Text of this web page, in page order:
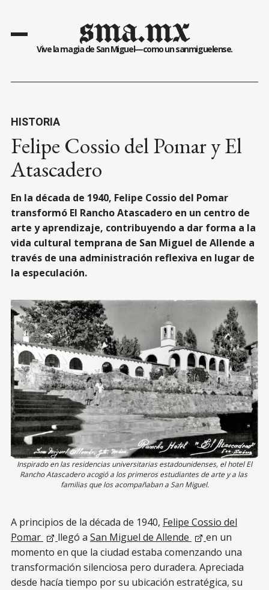
sma.mx
Vive la magia de San Miguel—como un sanmiguelense.
HISTORIA
Felipe Cossio del Pomar y El
Atascadero
En la década de 1940, Felipe Cossio del Pomar
transformó El Rancho Atascadero en un centro de
arte y aprendizaje, contribuyendo a dar forma a la
vida cultural temprana de San Miguel de Allende a
través de una administración reflexiva en lugar de
la especulación.
Inspirado en las residencias universitarias estadounidenses, el hotel El
Rancho Atascadero acogió a los primeros estudiantes de arte y a las
familias que los acompañaban a San Miguel.
A principios de la década de 1940, Felipe Cossio del
Pomar
llegó a San Miguel de Allende
en un
momento en que la ciudad estaba comenzando una
transformación silenciosa pero duradera. Apreciada
desde hacía tiempo por su ubicación estratégica, su